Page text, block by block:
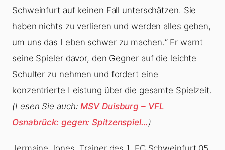
Schweinfurt auf keinen Fall unterschätzen. Sie
haben nichts zu verlieren und werden alles geben,
um uns das Leben schwer zu machen.“ Er warnt
seine Spieler davor, den Gegner auf die leichte
Schulter zu nehmen und fordert eine
konzentrierte Leistung über die gesamte Spielzeit.
(Lesen Sie auch:MSV Duisburg – VFL
Osnabrück: gegen: Spitzenspiel…)